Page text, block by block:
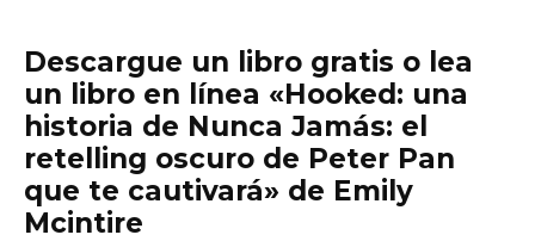
Descargue un libro gratis o lea
un libro en línea «Hooked: una
historia de Nunca Jamás: el
retelling oscuro de Peter Pan
que te cautivará» de Emily
Mcintire